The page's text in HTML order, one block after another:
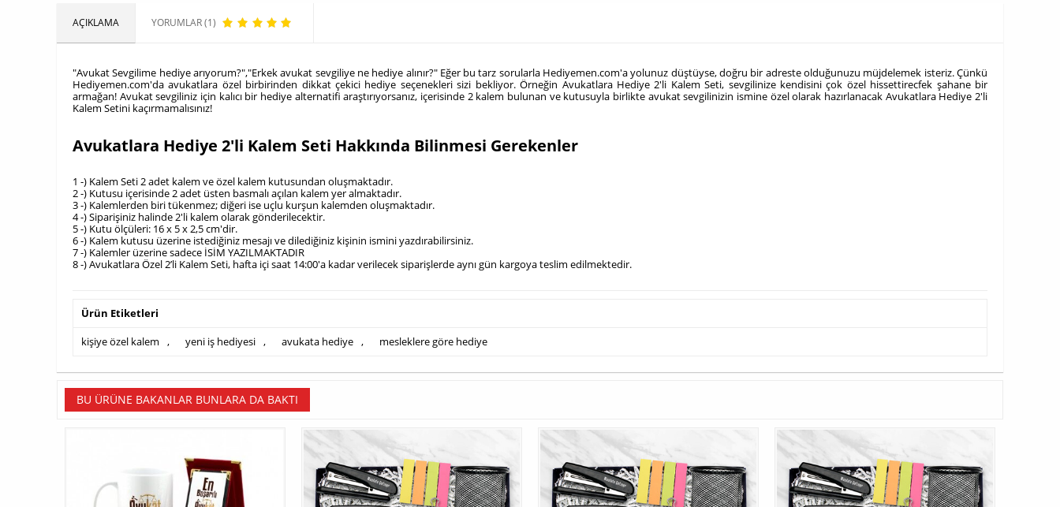
AÇIKLAMA YORUMLAR (1)
"Avukat Sevgilime hediye arıyorum?","Erkek avukat sevgiliye ne hediye alınır?" Eğer bu tarz sorularla Hediyemen.com'a yolunuz düştüyse, doğru bir adreste olduğunuzu müjdelemek isteriz. Çünkü
Hediyemen.com'da avukatlara özel birbirinden dikkat çekici hediye seçenekleri sizi bekliyor. Örneğin Avukatlara Hediye 2'li Kalem Seti, sevgilinize kendisini çok özel hissettirecfek şahane bir
armağan! Avukat sevgiliniz için kalıcı bir hediye alternatifi araştırıyorsanız, içerisinde 2 kalem bulunan ve kutusuyla birlikte avukat sevgilinizin ismine özel olarak hazırlanacak Avukatlara Hediye 2'li
Kalem Setini kaçırmamalısınız!
Avukatlara Hediye 2'li Kalem Seti Hakkında Bilinmesi Gerekenler
1 -) Kalem Seti 2 adet kalem ve özel kalem kutusundan oluşmaktadır.
2 -) Kutusu içerisinde 2 adet üsten basmalı açılan kalem yer almaktadır.
3 -) Kalemlerden biri tükenmez; diğeri ise uçlu kurşun kalemden oluşmaktadır.
4 -) Siparişiniz halinde 2'li kalem olarak gönderilecektir.
5 -) Kutu ölçüleri: 16 x 5 x 2,5 cm'dir.
6 -) Kalem kutusu üzerine istediğiniz mesajı ve dilediğiniz kişinin ismini yazdırabilirsiniz.
7 -) Kalemler üzerine sadece İSİM YAZILMAKTADIR
8 -) Avukatlara Özel 2’li Kalem Seti, hafta içi saat 14:00'a kadar verilecek siparişlerde aynı gün kargoya teslim edilmektedir.
Ürün Etiketleri
kişiye özel kalem
, yeni iş hediyesi , avukata hediye , mesleklere göre hediye
BU ÜRÜNE BAKANLAR BUNLARA DA BAKTI